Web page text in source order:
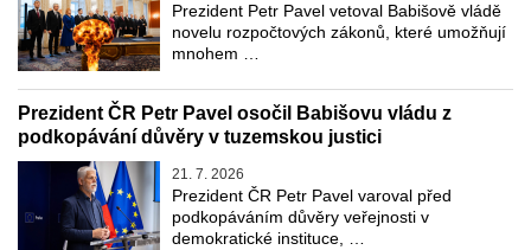
Prezident Petr Pavel vetoval Babišově vládě
novelu rozpočtových zákonů, které umožňují
mnohem …
Prezident ČR Petr Pavel osočil Babišovu vládu z
podkopávání důvěry v tuzemskou justici
21. 7. 2026
Prezident ČR Petr Pavel varoval před
podkopáváním důvěry veřejnosti v
demokratické instituce, …